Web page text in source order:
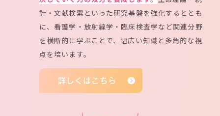
計・文献検索といった研究基盤を強化するととも
に、看護学・放射線学・臨床検査学など関連分野
を横断的に学ぶことで、幅広い知識と多角的な視
点を培います。
詳しくはこちら